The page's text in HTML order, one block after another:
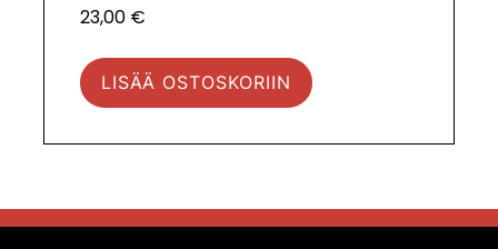
23,00 €
LISÄÄ OSTOSKORIIN